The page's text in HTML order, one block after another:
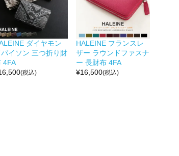
ダイヤモン
イソン 三つ折り財
4FA
(税込)
HALEINE フランスレ
ザー ラウンドファスナ
ー 長財布 4FA
¥16,500(税込)